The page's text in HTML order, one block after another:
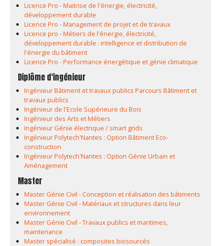
Licence Pro - Maitrise de l'énergie, électricité,
développement durable
Licence Pro - Management de projet et de travaux
Licence pro - Métiers de l'énergie, électricité,
développement durable : intelligence et distribution de
l'énergie du bâtiment
Licence Pro - Performance énergétique et génie climatique
Diplôme d'ingénieur
Ingénieur Bâtiment et travaux publics Parcours Bâtiment et
travaux publics
Ingénieur de l'Ecole Supérieure du Bois
Ingénieur des Arts et Métiers
Ingénieur Génie électrique / smart grids
Ingénieur Polytech'Nantes : Option Bâtiment Eco-
construction
Ingénieur Polytech'Nantes : Option Génie Urbain et
Aménagement
Master
Master Génie Civil - Conception et réalisation des bâtiments
Master Génie Civil - Matériaux et structures dans leur
environnement
Master Génie Civil - Travaux publics et maritimes,
maintenance
Master spécialisé : composites biosourcés